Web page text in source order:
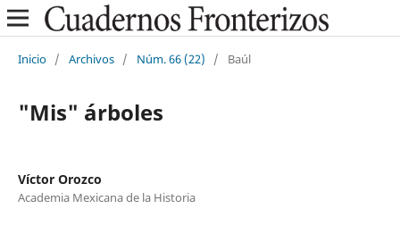
Inicio / Archivos / Núm. 66 (22) / Baúl
"Mis" árboles
Víctor Orozco
Academia Mexicana de la Historia